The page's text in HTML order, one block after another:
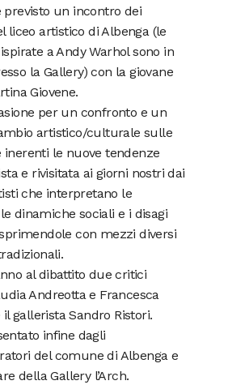
previsto un incontro dei
liceo artistico di Albenga (le
a Andy Warhol sono in
la Gallery) con la giovane
Giovene.
per un confronto e un
artistico/culturale sulle
le nuove tendenze
e rivisitata ai giorni nostri dai
che interpretano le
dinamiche sociali e i disagi
con mezzi diversi
al dibattito due critici
Andreotta e Francesca
il gallerista Sandro Ristori.
infine dagli
del comune di Albenga e
della Gallery l’Arch.